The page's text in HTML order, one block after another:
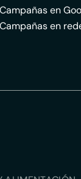
Campañas en
Campañas en